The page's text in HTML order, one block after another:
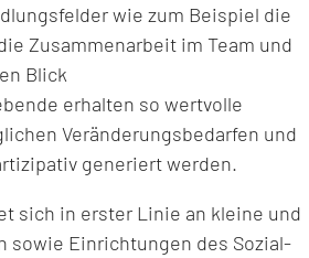
wie zum Beispiel die
Zusammenarbeit im Team und
Blick
erhalten so wertvolle
Veränderungsbedarfen und
generiert werden.
sich in erster Linie an kleine und
sowie Einrichtungen des Sozial-